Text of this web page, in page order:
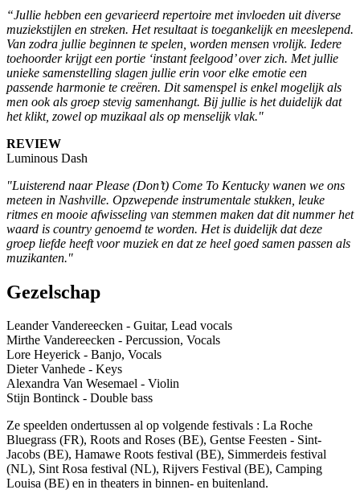
“Jullie hebben een gevarieerd repertoire met invloeden uit diverse
muziekstijlen en streken. Het resultaat is toegankelijk en meeslepend.
Van zodra jullie beginnen te spelen, worden mensen vrolijk. Iedere
toehoorder krijgt een portie ‘instant feelgood’ over zich. Met jullie
unieke samenstelling slagen jullie erin voor elke emotie een
passende harmonie te creëren. Dit samenspel is enkel mogelijk als
men ook als groep stevig samenhangt. Bij jullie is het duidelijk dat
het klikt, zowel op muzikaal als op menselijk vlak."
REVIEW
Luminous Dash
"Luisterend naar Please (Don’t) Come To Kentucky wanen we ons
meteen in Nashville. Opzwepende instrumentale stukken, leuke
ritmes en mooie afwisseling van stemmen maken dat dit nummer het
waard is country genoemd te worden. Het is duidelijk dat deze
groep liefde heeft voor muziek en dat ze heel goed samen passen als
muzikanten."
Gezelschap
Leander Vandereecken - Guitar, Lead vocals
Mirthe Vandereecken - Percussion, Vocals
Lore Heyerick - Banjo, Vocals
Dieter Vanhede - Keys
Alexandra Van Wesemael - Violin
Stijn Bontinck - Double bass
Ze speelden ondertussen al op volgende festivals : La Roche
Bluegrass (FR), Roots and Roses (BE), Gentse Feesten - Sint-
Jacobs (BE), Hamawe Roots festival (BE), Simmerdeis festival
(NL), Sint Rosa festival (NL), Rijvers Festival (BE), Camping
Louisa (BE) en in theaters in binnen- en buitenland.